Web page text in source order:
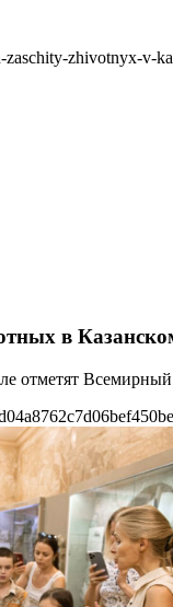
zhivotnyx-v-
в
отметят